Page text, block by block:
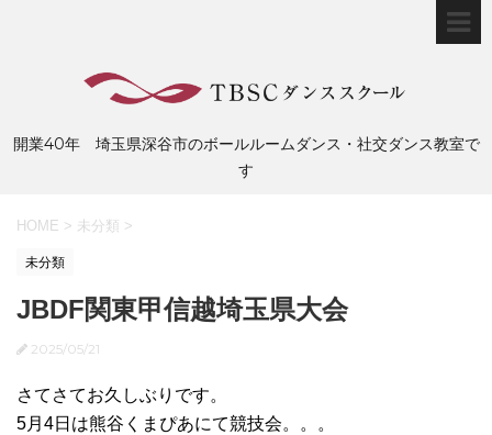
開業40年 埼玉県深谷市のボールルームダンス・社交ダンス教室で
す
HOME > 未分類 >
未分類
JBDF関東甲信越埼玉県大会
2025/05/21
さてさてお久しぶりです。
5月4日は熊谷くまぴあにて競技会。。。